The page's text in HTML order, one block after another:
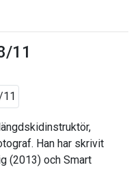
11
Han har skrivit
(2013) och Smart